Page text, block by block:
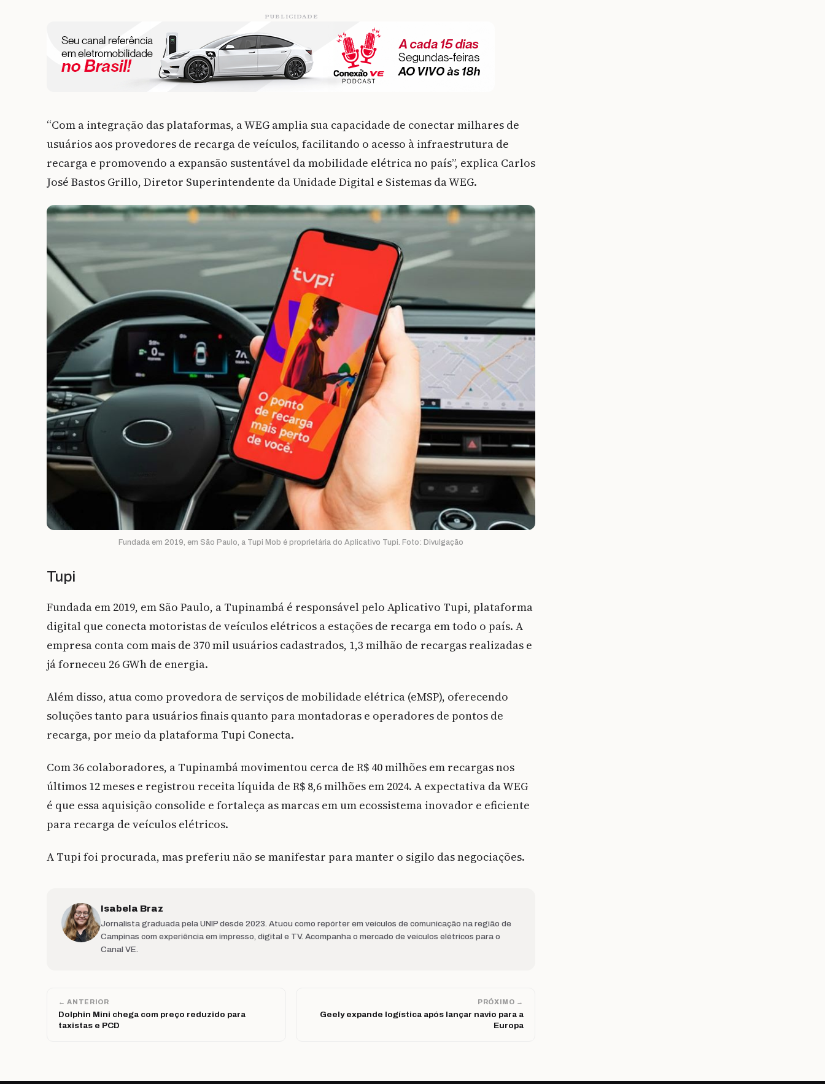
PUBLICIDADE
“Com a integração das plataformas, a WEG amplia sua capacidade de conectar milhares de
usuários aos provedores de recarga de veículos, facilitando o acesso à infraestrutura de
recarga e promovendo a expansão sustentável da mobilidade elétrica no país”, explica Carlos
José Bastos Grillo, Diretor Superintendente da Unidade Digital e Sistemas da WEG.
Fundada em 2019, em São Paulo, a Tupi Mob é proprietária do Aplicativo Tupi. Foto: Divulgação
Tupi
Fundada em 2019, em São Paulo, a Tupinambá é responsável pelo Aplicativo Tupi, plataforma
digital que conecta motoristas de veículos elétricos a estações de recarga em todo o país. A
empresa conta com mais de 370 mil usuários cadastrados, 1,3 milhão de recargas realizadas e
já forneceu 26 GWh de energia.
Além disso, atua como provedora de serviços de mobilidade elétrica (eMSP), oferecendo
soluções tanto para usuários finais quanto para montadoras e operadores de pontos de
recarga, por meio da plataforma Tupi Conecta.
Com 36 colaboradores, a Tupinambá movimentou cerca de R$ 40 milhões em recargas nos
últimos 12 meses e registrou receita líquida de R$ 8,6 milhões em 2024. A expectativa da WEG
é que essa aquisição consolide e fortaleça as marcas em um ecossistema inovador e eficiente
para recarga de veículos elétricos.
A Tupi foi procurada, mas preferiu não se manifestar para manter o sigilo das negociações.
Isabela Braz
Jornalista graduada pela UNIP desde 2023. Atuou como repórter em veículos de comunicação na região de
Campinas com experiência em impresso, digital e TV. Acompanha o mercado de veículos elétricos para o
Canal VE.
← ANTERIOR
Dolphin Mini chega com preço reduzido para
taxistas e PCD
PRÓXIMO →
Geely expande logística após lançar navio para a
Europa